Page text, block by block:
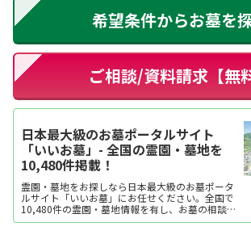
希望条件からお墓を
ご相談/資料請求【無
日本最大級のお墓ポータルサイト
「いいお墓」- 全国の霊園・墓地を
10,480件掲載！
霊園・墓地をお探しなら日本最大級のお墓ポータ
ルサイト「いいお墓」にお任せください。全国で
10,480件の霊園・墓地情報を有し、お墓の相談実
績は年間14万件以上。エリア・口コミ・価格など